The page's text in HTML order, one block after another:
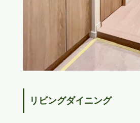
リビングダイニング